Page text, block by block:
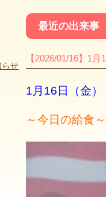
らせ
最近の出来事
【2026/01/16】1月
1月16日（金）
～今日の給食～